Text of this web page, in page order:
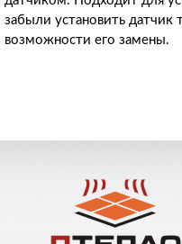
забыли установить датчик
возможности его замены.